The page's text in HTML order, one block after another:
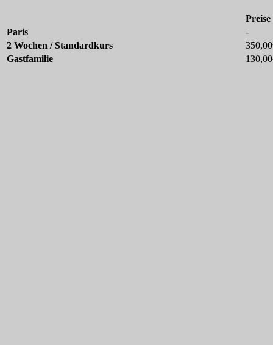
Preise
Paris
-
2 Wochen / Standardkurs
Gastfamilie